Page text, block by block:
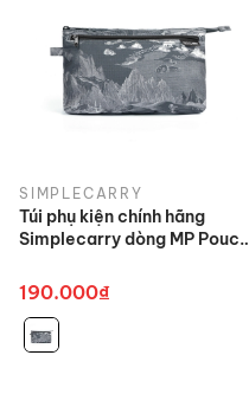
SIMPLECARRY
Túi phụ kiện chính hãng
Simplecarry dòng MP Pouch
190.000₫